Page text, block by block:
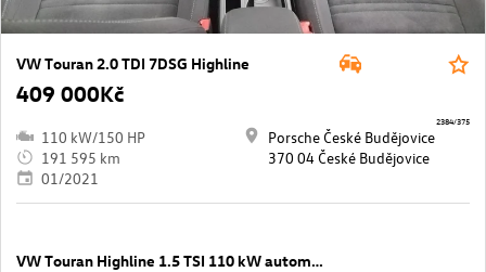
VW Touran 2.0 TDI 7DSG Highline
409 000Kč
110 kW/150 HP
191 595 km
01/2021
Porsche České Budějovice
370 04 České Budějovice
2384/375
VW Touran Highline 1.5 TSI 110 kW automat ,DPH ,CZ